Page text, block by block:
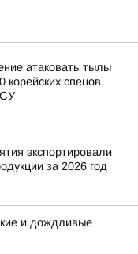
атаковать тылы
корейских спецов
экспортировали
за 2026 год
и дождливые